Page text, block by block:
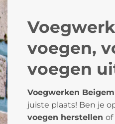
voegen,
voegen
Voegwerken Beigem
juiste plaats! Ben je
voegen herstellen of